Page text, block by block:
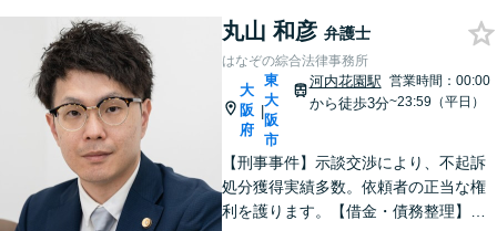
丸山 和彦 弁護士
はなぞの綜合法律事務所
大
阪
府
|
東
大
阪
市
河内花園駅
から徒歩3分
営業時間：00:00
~23:59（平日）
【刑事事件】示談交渉により、不起訴
処分獲得実績多数。依頼者の正当な権
利を護ります。【借金・債務整理】借